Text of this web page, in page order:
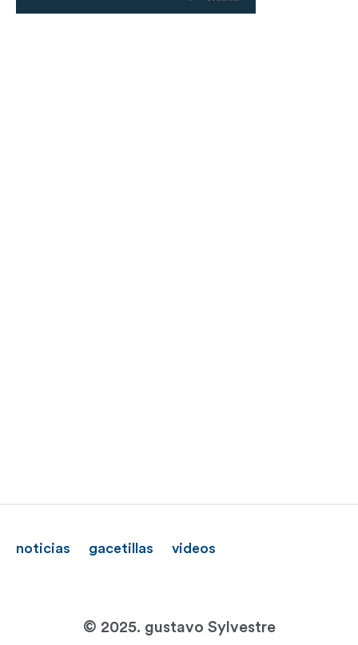
noticias gacetillas videos
© 2025. gustavo Sylvestre